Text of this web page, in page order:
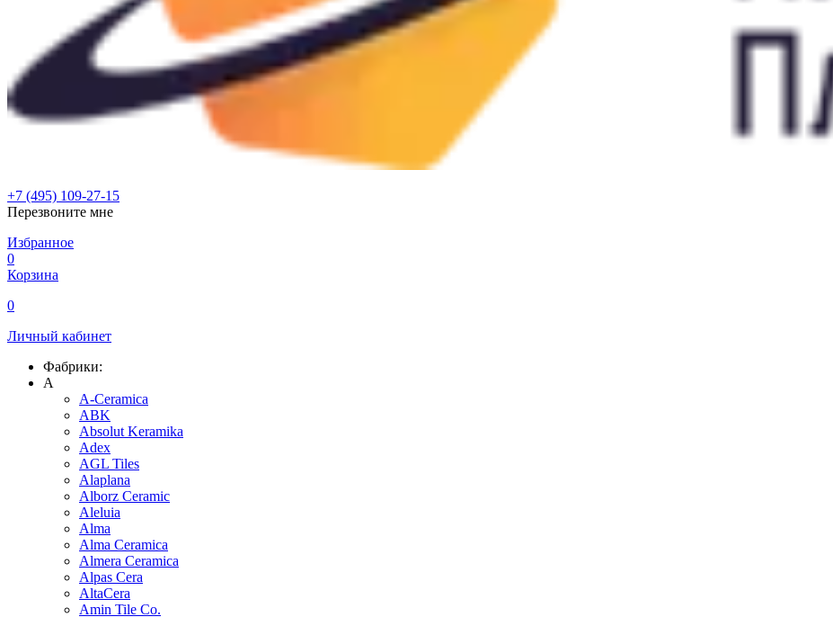
+7 (495) 109-27-15
Перезвоните мне
Избранное
0
Корзина
0
Личный кабинет
Фабрики:
A
A-Ceramica
ABK
Absolut Keramika
Adex
AGL Tiles
Alaplana
Alborz Ceramic
Aleluia
Alma
Alma Ceramica
Almera Ceramica
Alpas Cera
AltaCera
Amin Tile Co.